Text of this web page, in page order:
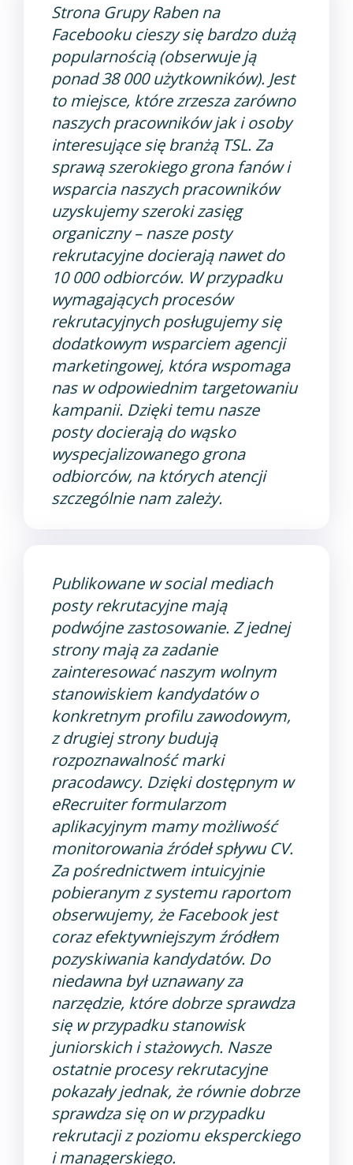
Strona Grupy Raben na
Facebooku cieszy się bardzo dużą
popularnością (obserwuje ją
ponad 38 000 użytkowników). Jest
to miejsce, które zrzesza zarówno
naszych pracowników jak i osoby
interesujące się branżą TSL. Za
sprawą szerokiego grona fanów i
wsparcia naszych pracowników
uzyskujemy szeroki zasięg
organiczny – nasze posty
rekrutacyjne docierają nawet do
10 000 odbiorców. W przypadku
wymagających procesów
rekrutacyjnych posługujemy się
dodatkowym wsparciem agencji
marketingowej, która wspomaga
nas w odpowiednim targetowaniu
kampanii. Dzięki temu nasze
posty docierają do wąsko
wyspecjalizowanego grona
odbiorców, na których atencji
szczególnie nam zależy.
Publikowane w social mediach
posty rekrutacyjne mają
podwójne zastosowanie. Z jednej
strony mają za zadanie
zainteresować naszym wolnym
stanowiskiem kandydatów o
konkretnym profilu zawodowym,
z drugiej strony budują
rozpoznawalność marki
pracodawcy. Dzięki dostępnym w
eRecruiter formularzom
aplikacyjnym mamy możliwość
monitorowania źródeł spływu CV.
Za pośrednictwem intuicyjnie
pobieranym z systemu raportom
obserwujemy, że Facebook jest
coraz efektywniejszym źródłem
pozyskiwania kandydatów. Do
niedawna był uznawany za
narzędzie, które dobrze sprawdza
się w przypadku stanowisk
juniorskich i stażowych. Nasze
ostatnie procesy rekrutacyjne
pokazały jednak, że równie dobrze
sprawdza się on w przypadku
rekrutacji z poziomu eksperckiego
i managerskiego.